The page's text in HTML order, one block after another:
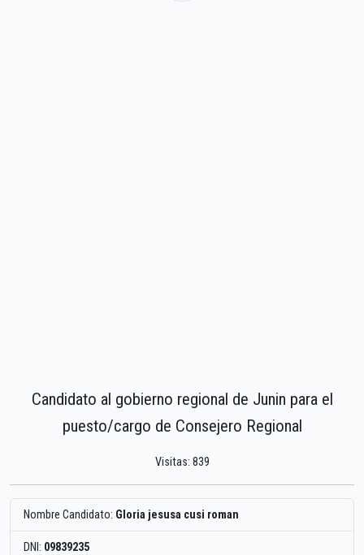
Candidato al gobierno regional de Junin para el
puesto/cargo de Consejero Regional
Visitas: 839
Nombre Candidato: Gloria jesusa cusi roman
DNI: 09839235